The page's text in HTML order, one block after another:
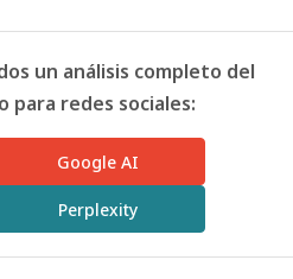
un análisis completo del
redes sociales:
Google AI
Perplexity